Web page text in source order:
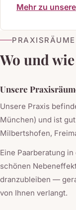
Mehr zu
Wo und
Unsere
Unsere Praxis
München) und ist
Milbertshofen,
Eine Paarberatung
schönen
dranzubleiben —
von Ihnen verlangt.